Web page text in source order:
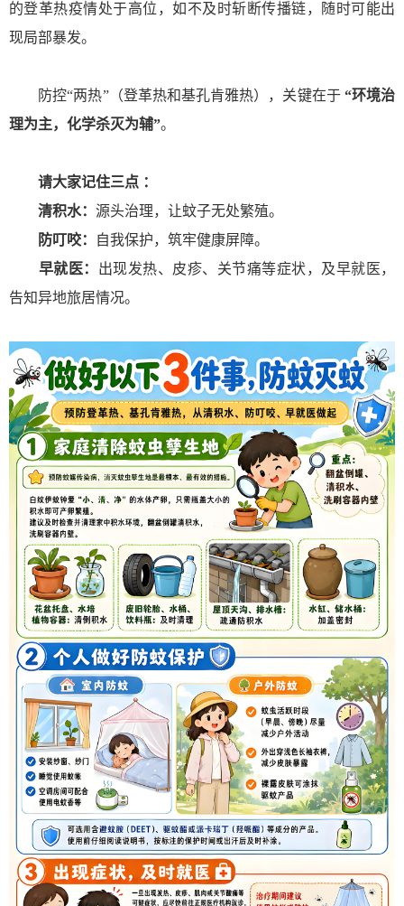
的登革热疫情处于高位，如不及时斩断传播链，随时可能出
现局部暴发。
防控“两热”（登革热和基孔肯雅热），关键在于“环境治
理为主，化学杀灭为辅”。
请大家记住三点 ：
清积水： 源头治理，让蚊子无处繁殖。
防叮咬：
自我保护，筑牢健康屏障。
早就医： 出现发热、皮疹、关节痛等症状，及早就医，
告知异地旅居情况。